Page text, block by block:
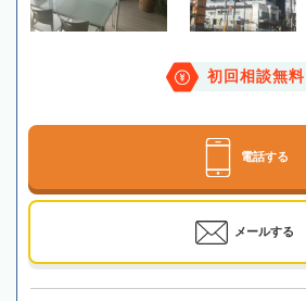
初回相談無料
電話する
メールする